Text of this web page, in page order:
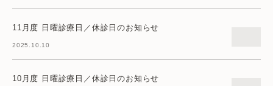
11月度 日曜診療日／休診日のお知らせ
2025.10.10
10月度 日曜診療日／休診日のお知らせ